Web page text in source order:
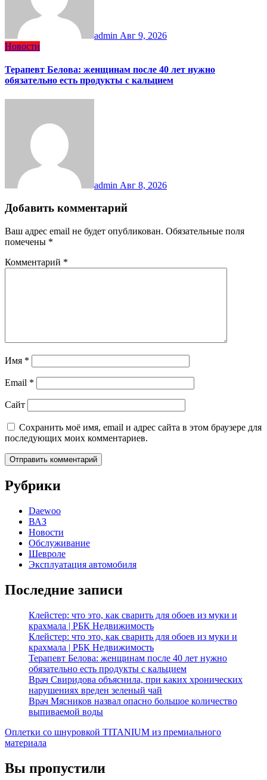
admin Авг 9, 2026
Новости
Терапевт Белова: женщинам после 40 лет нужно
обязательно есть продукты с кальцием
admin Авг 8, 2026
Добавить комментарий
Ваш адрес email не будет опубликован. Обязательные поля
помечены *
Комментарий *
Имя *
Email *
Сайт
Сохранить моё имя, email и адрес сайта в этом браузере для
последующих моих комментариев.
Рубрики
Daewoo
ВАЗ
Новости
Обслуживание
Шевроле
Эксплуатация автомобиля
Последние записи
Клейстер: что это, как сварить для обоев из муки и
крахмала | РБК Недвижимость
Клейстер: что это, как сварить для обоев из муки и
крахмала | РБК Недвижимость
Терапевт Белова: женщинам после 40 лет нужно
обязательно есть продукты с кальцием
Врач Свиридова объяснила, при каких хронических
нарушениях вреден зеленый чай
Врач Мясников назвал опасно большое количество
выпиваемой воды
Оплетки со шнуровкой TITANIUM из премиального
материала
Вы пропустили